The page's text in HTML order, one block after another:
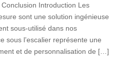
Introduction Les
sont une solution ingénieuse
sous-utilisé dans nos
sous l’escalier représente une
et de personnalisation de […]